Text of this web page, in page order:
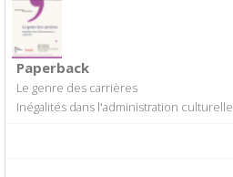
Paperback
Le genre des carrières
Inégalités dans l'administration culturelle